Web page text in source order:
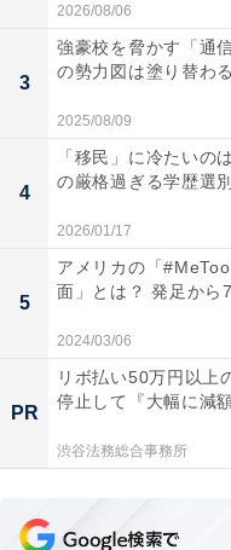
1位は四季折々の風
「南津軽郡藤崎町」は
2026/08/06
3
強豪校を脅かす「通
の勢力図は塗り替わ
2025/08/09
4
「移民」に冷たいの
の厳格過ぎる学歴選
2026/01/17
5
アメリカの「
面」とは？ 発足から
2024/03/06
PR
リボ払い50万円以上
停止して『大幅に減
渋谷法務総合事務所